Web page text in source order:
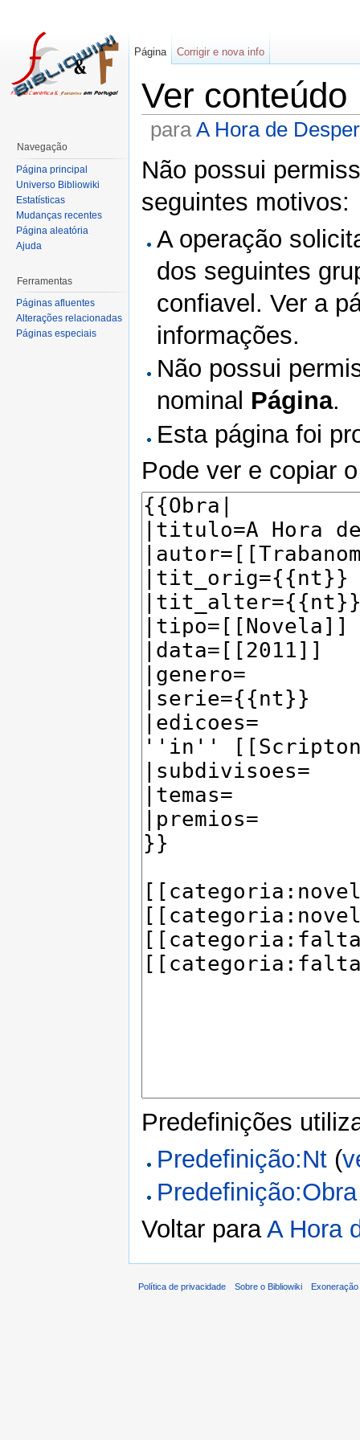
Ver conteúdo
paraA Hora de
Não possui
seguintes motivos:
A operação
dos seguintes
confiavel. Ver a
informações.
Não possui
nominal Página.
Esta página foi
Pode ver e copiar
Predefinições
Predefinição:Nt (
Predefinição:Obra
Voltar paraA Hora
Página Corrigir e nova info
Navegação
Página principal
Universo Bibliowiki
Estatísticas
Mudanças recentes
Página aleatória
Ajuda
Ferramentas
Páginas afluentes
Alterações relacionadas
Páginas especiais
Política de privacidade Sobre o Bibliowiki